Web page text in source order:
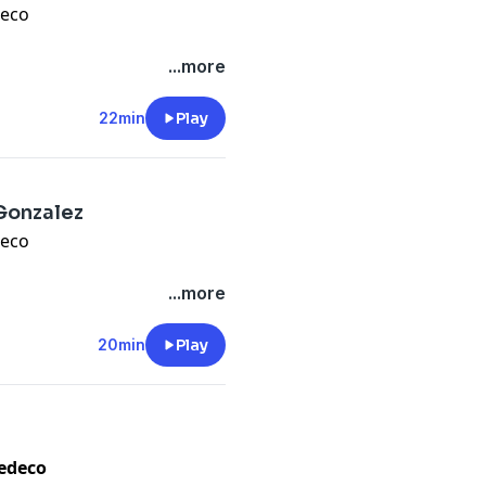
dès sa sortie en
sa personnalité
de la décoration, de
elle nous ouvre les
pour plus
...more
22min Play
», nous vous proposons
. L’architecte
réfection du mythique
son style éclectique et
rénovation en 2021.
...more
20min Play